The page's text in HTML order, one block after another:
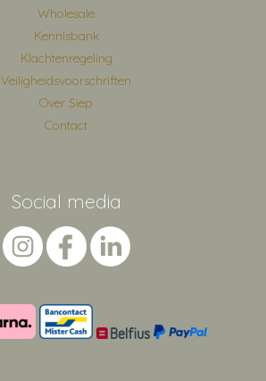
Wholesale
Kennisbank
Klachtenregeling
Veiligheidsvoorschriften
Over Siep
Contact
Social media